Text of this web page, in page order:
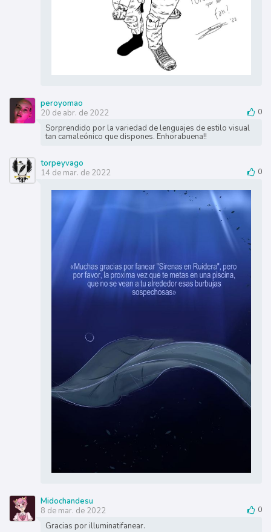
peroyomao
20 de abr. de 2022
0
Sorprendido por la variedad de lenguajes de estilo visual
tan camaleónico que dispones. Enhorabuena!!
torpeyvago
14 de mar. de 2022
0
Midochandesu
8 de mar. de 2022
0
Gracias por illuminatifanear.